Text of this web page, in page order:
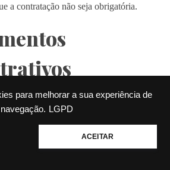
para melhorar a sua experiência de
navegação. LGPD
ACEITAR
a contratação não seja obrigatória.
de ajuda?